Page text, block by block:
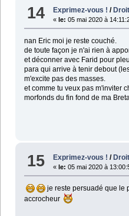
14 Exprimez-vous ! /
«le: 05 mai 2020 à
nan Eric moi je reste couché.
de toute façon je n'ai rien à
et déconner avec Farid pour
para qui arrive à tenir debout
m'excite pas des masses.
et comme tu veux pas m'inviter
morfonds du fin fond de ma
15 Exprimez-vous ! /
« le: 05 mai 2020 à
je reste persuadé que le
accrocheur